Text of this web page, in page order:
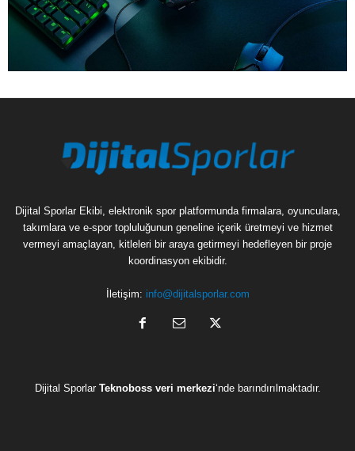
Dijital Sporlar Ekibi, elektronik spor platformunda firmalara, oyunculara,
takımlara ve e-spor topluluğunun geneline içerik üretmeyi ve hizmet
vermeyi amaçlayan, kitleleri bir araya getirmeyi hedefleyen bir proje
koordinasyon ekibidir.
İletişim: info@dijitalsporlar.com
Dijital Sporlar Teknoboss veri merkezi‘nde barındırılmaktadır.